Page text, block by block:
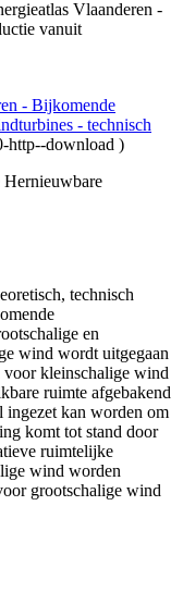
Vlaanderen -
vanuit
- Bijkomende
- technisch
download )
Hernieuwbare
technisch
en
wind wordt uitgegaan
kleinschalige wind
ruimte afgebakend
ingezet kan worden om
komt tot stand door
ruimtelijke
wind worden
grootschalige wind